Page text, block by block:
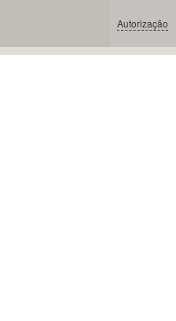
Autorização